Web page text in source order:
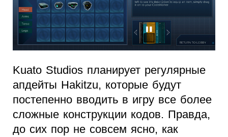
Kuato Studios планирует регулярные
апдейты Hakitzu, которые будут
постепенно вводить в игру все более
сложные конструкции кодов. Правда,
до сих пор не совсем ясно, как